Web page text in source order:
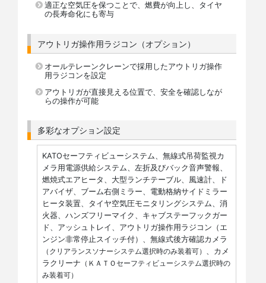
適正な空気圧を保つことで、燃費が向上し、タイヤ
の長寿命化にも寄与
アウトリガ操作用ラジコン（オプション）
オールテレーンクレーンで採用したアウトリガ操作
用ラジコンを設定
アウトリガが直接見える位置で、安全を確認しなが
らの操作が可能
多彩なオプション設定
KATOセーフティビューシステム、無線式吊荷監視カ
メラ用電源供給システム、左折及びバック音声警報、
燃焼式エアヒータ、大型ランチテーブル、風速計、ド
アバイザ、ブーム右側ミラー、電動格納サイドミラー
ヒータ装置、タイヤ空気圧モニタリングシステム、消
火器、ハンズフリーマイク、キャブステーフックガー
ド、アッシュトレイ、アウトリガ操作用ラジコン（エ
ンジン非常停止スイッチ付）、無線式後方確認カメラ
（クリアランスソナーシステム選択時のみ装着可） 、カメ
ラクリーナ （ＫＡＴＯセーフティビューシステム選択時の
み装着可）